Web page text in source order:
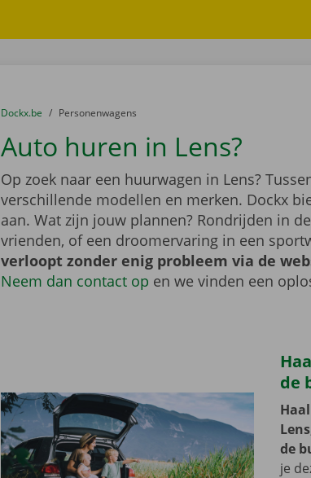
U bevindt zich hier:
van
Dockx.be naar
Personenwagens
Auto huren in Lens?
Op zoek naar een huurwagen in Lens?
verschillende modellen en merken. Dockx
aan. Wat zijn jouw plannen? Rondrijden in
vrienden, of een droomervaring in een
verloopt zonder enig probleem via de
Neem dan contact op en we vinden een
de
de
je